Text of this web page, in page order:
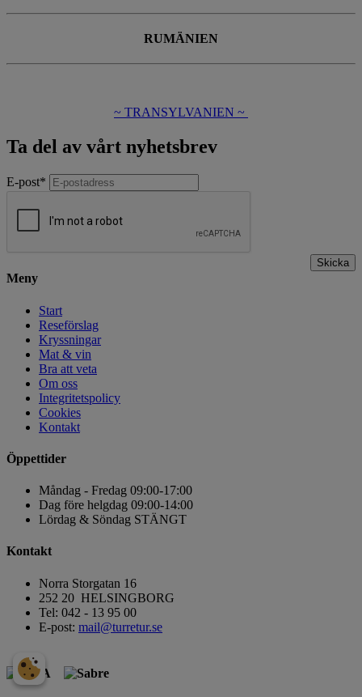
RUMÄNIEN
~ TRANSYLVANIEN ~
Ta del av vårt nyhetsbrev
E-post*
Skicka
Meny
Start
Reseförslag
Kryssningar
Mat & vin
Bra att veta
Om oss
Integritetspolicy
Cookies
Kontakt
Öppettider
Måndag - Fredag 09:00-17:00
Dag före helgdag 09:00-14:00
Lördag & Söndag STÄNGT
Kontakt
Norra Storgatan 16
252 20 HELSINGBORG
Tel: 042 - 13 95 00
E-post: mail@turretur.se